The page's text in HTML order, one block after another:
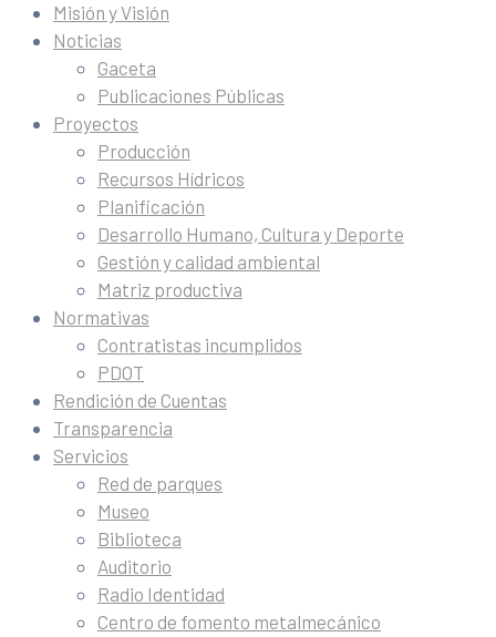
Misión y Visión
Noticias
Gaceta
Publicaciones Públicas
Proyectos
Producción
Recursos Hídricos
Planificación
Desarrollo Humano, Cultura y Deporte
Gestión y calidad ambiental
Matriz productiva
Normativas
Contratistas incumplidos
PDOT
Rendición de Cuentas
Transparencia
Servicios
Red de parques
Museo
Biblioteca
Auditorio
Radio Identidad
Centro de fomento metalmecánico